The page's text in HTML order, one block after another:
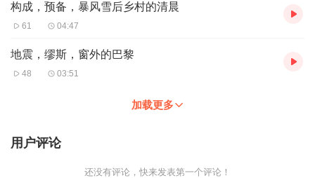
构成，预备，暴风雪后乡村的清晨
61 04:47
地震，缪斯，窗外的巴黎
48 03:51
加载更多
用户评论
还没有评论，快来发表第一个评论！